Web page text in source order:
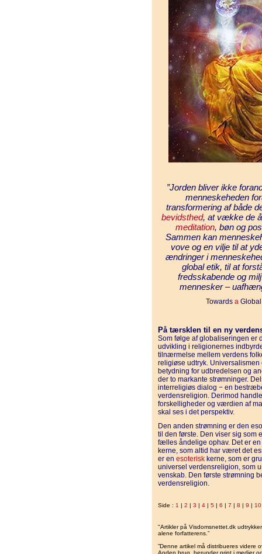
”Jorden bliver ikke
menneskeheden
transformering af både
bevidsthed, at vække de
meditation, bøn og
Sammen kan
vove og en vilje til at
ændringer i
global etik, til at
fredsskabende og
mennesker –
Towards a
På tærsklen til en ny
Som følge af globaliseringen er
udvikling i religionernes
tilnærmelse mellem verdens
religiøse udtryk.
betydning for udbredelsen og
der to markante strømninger.
interreligiøs dialog − en
verdensreligion. Derimod
forskelligheder og værdien af
skal ses i det perspektiv.
Den anden strømning er den
til den første. Den viser sig som
fælles åndelige ophav. Det er
kerne, som altid har været det
er en esoterisk kerne, som er
universel verdensreligion, som
venskab. Den første strømning
verdensreligion.
Side : 1 | 2 | 3 | 4 | 5 | 6 | 7 | 8 | 9 | 10
"Artikler på Visdomsnettet.dk
alene forfatterens.”
”Denne artikel må distribueres videre
Anden brug, herunder print i medier